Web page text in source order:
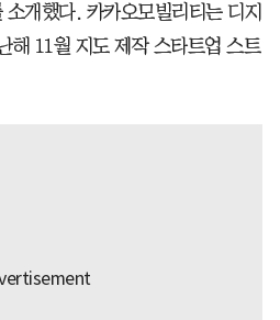
개했다. 카카오모빌리티는 디지
해 11월 지도 제작 스타트업 스트